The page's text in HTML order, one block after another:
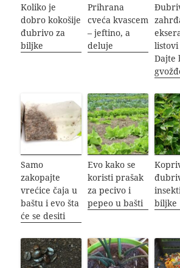
Koliko je
dobro kokošije
đubrivo za
biljke
Prihrana
cveća kvascem
– jeftino, a
deluje
listovi
Dajte
Samo
zakopajte
vrećice čaja u
baštu i evo šta
će se desiti
Evo kako se
koristi prašak
za pecivo i
pepeo u bašti
biljke